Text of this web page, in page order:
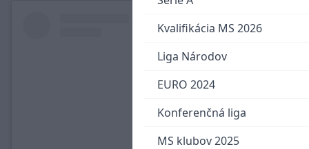
Kvalifikácia MS 2026
Liga Národov
EURO 2024
Konferenčná liga
MS klubov 2025